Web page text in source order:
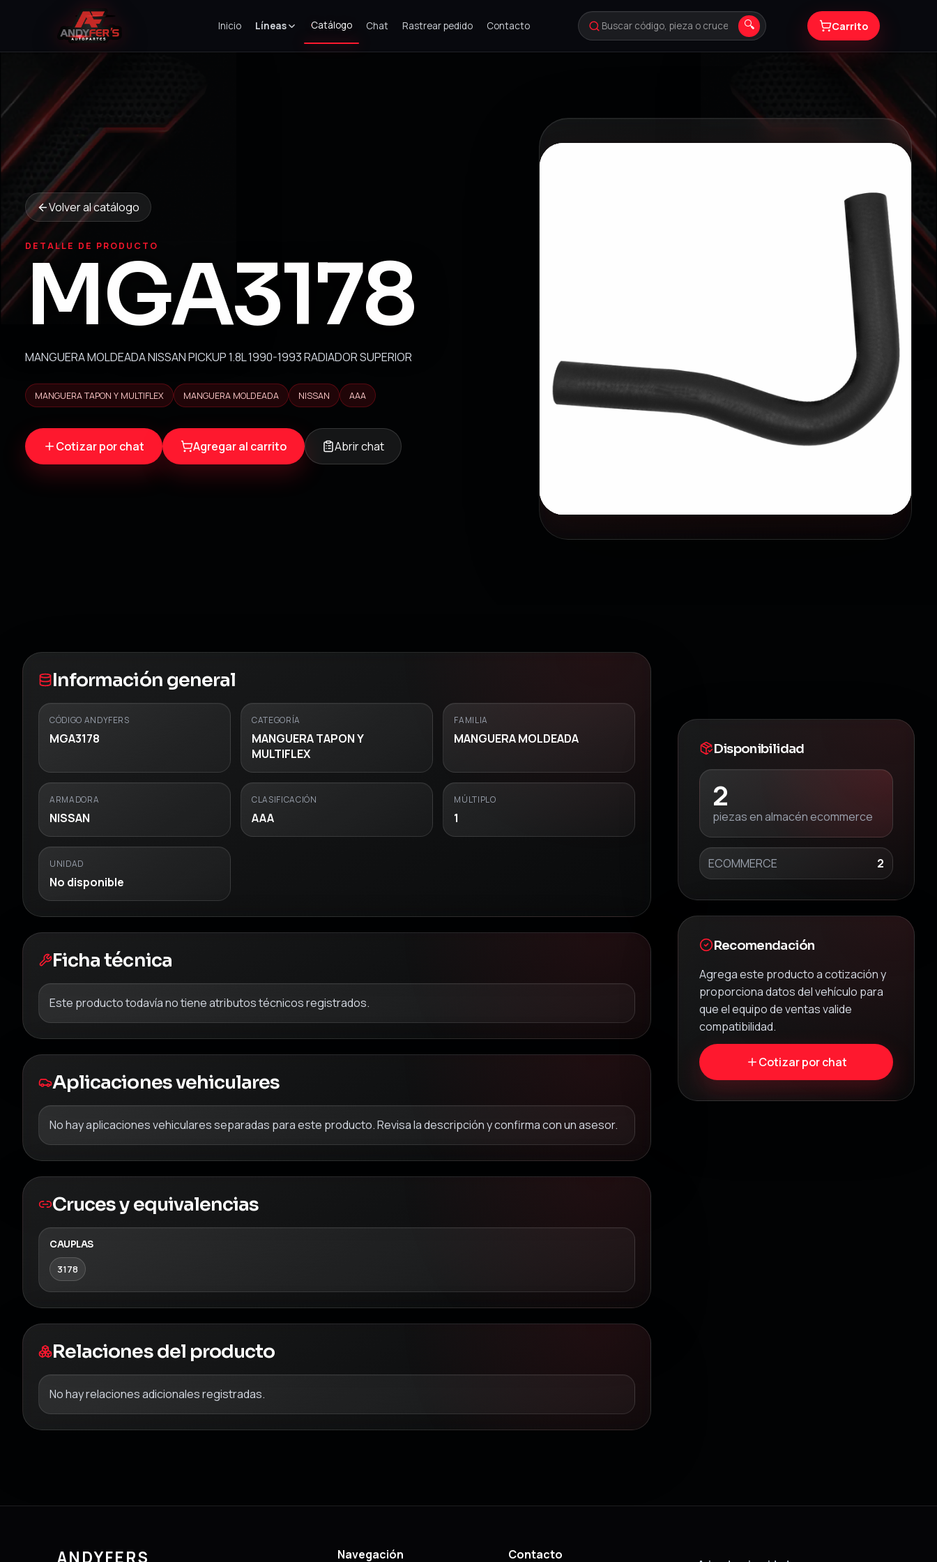
Inicio Líneas Catálogo Chat Rastrear pedido Contacto 🔍 Carrito
Volver al catálogo
DETALLE DE PRODUCTO
MGA3178
MANGUERA MOLDEADA NISSAN PICKUP 1.8L 1990-1993 RADIADOR SUPERIOR
MANGUERA TAPON Y MULTIFLEX MANGUERA MOLDEADA NISSAN AAA
Cotizar por chat Agregar al carrito Abrir chat
Información general
CÓDIGO ANDYFERS
MGA3178
CATEGORÍA
MANGUERA TAPON Y
MULTIFLEX
FAMILIA
MANGUERA MOLDEADA
ARMADORA
NISSAN
CLASIFICACIÓN
AAA
MÚLTIPLO
1
UNIDAD
No disponible
Ficha técnica
Este producto todavía no tiene atributos técnicos registrados.
Aplicaciones vehiculares
No hay aplicaciones vehiculares separadas para este producto. Revisa la descripción y confirma con un asesor.
Cruces y equivalencias
CAUPLAS
3178
Relaciones del producto
No hay relaciones adicionales registradas.
Disponibilidad
2
piezas en almacén ecommerce
ECOMMERCE 2
Recomendación
Agrega este producto a cotización y
proporciona datos del vehículo para
que el equipo de ventas valide
compatibilidad.
Cotizar por chat
ANDYFERS Navegación Contacto